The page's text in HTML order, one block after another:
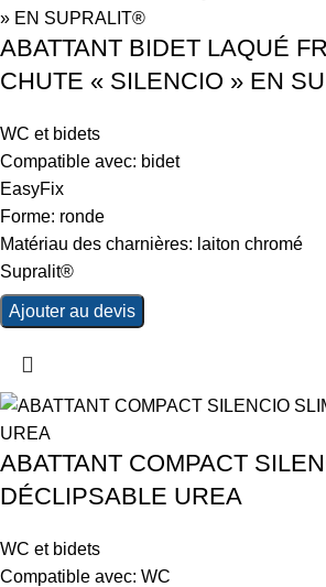
ABATTANT BIDET LAQUÉ
CHUTE « SILENCIO » EN
WC et bidets
Compatible avec: bidet
EasyFix
Forme: ronde
Matériau des charnières: laiton chromé
Supralit®
Ajouter au devis
ABATTANT COMPACT
DÉCLIPSABLE UREA
WC et bidets
Compatible avec: WC